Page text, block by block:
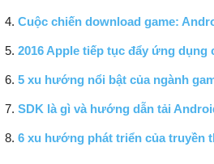
Cuộc chiến download game:
2016 Apple tiếp tục đẩy ứng dụng
5 xu hướng nổi bật của ngành
SDK là gì và hướng dẫn tải
6 xu hướng phát triển của truyền